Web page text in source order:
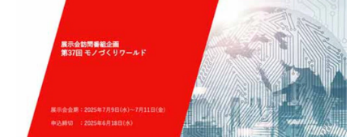
セミナー情報/ブログ
販売パートナー募集